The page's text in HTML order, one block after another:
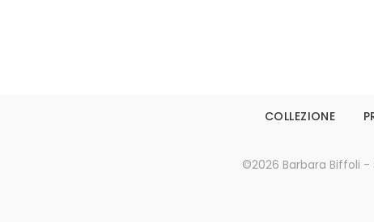
COLLEZIONE
©2026 Barbara Biffoli -